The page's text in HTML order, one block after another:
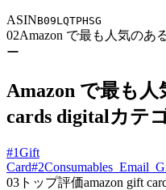
ASINB09LQTPHSG
02Amazon で最も人気のあ
ー
Amazon で最も
cards digitalカテ
#1Gift
Card#2
03 トップ評価amazon gift